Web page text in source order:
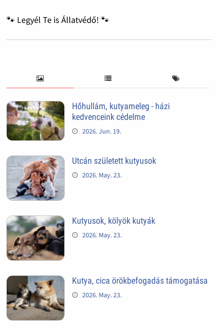
🐾 Legyél Te is Állatvédő! 🐾
Hőhullám, kutyameleg - házi
kedvenceink cédelme
2026. Jun. 19.
Utcán született kutyusok
2026. May. 23.
Kutyusok, kölyök kutyák
2026. May. 23.
Kutya, cica örökbefogadás támogatása
2026. May. 23.